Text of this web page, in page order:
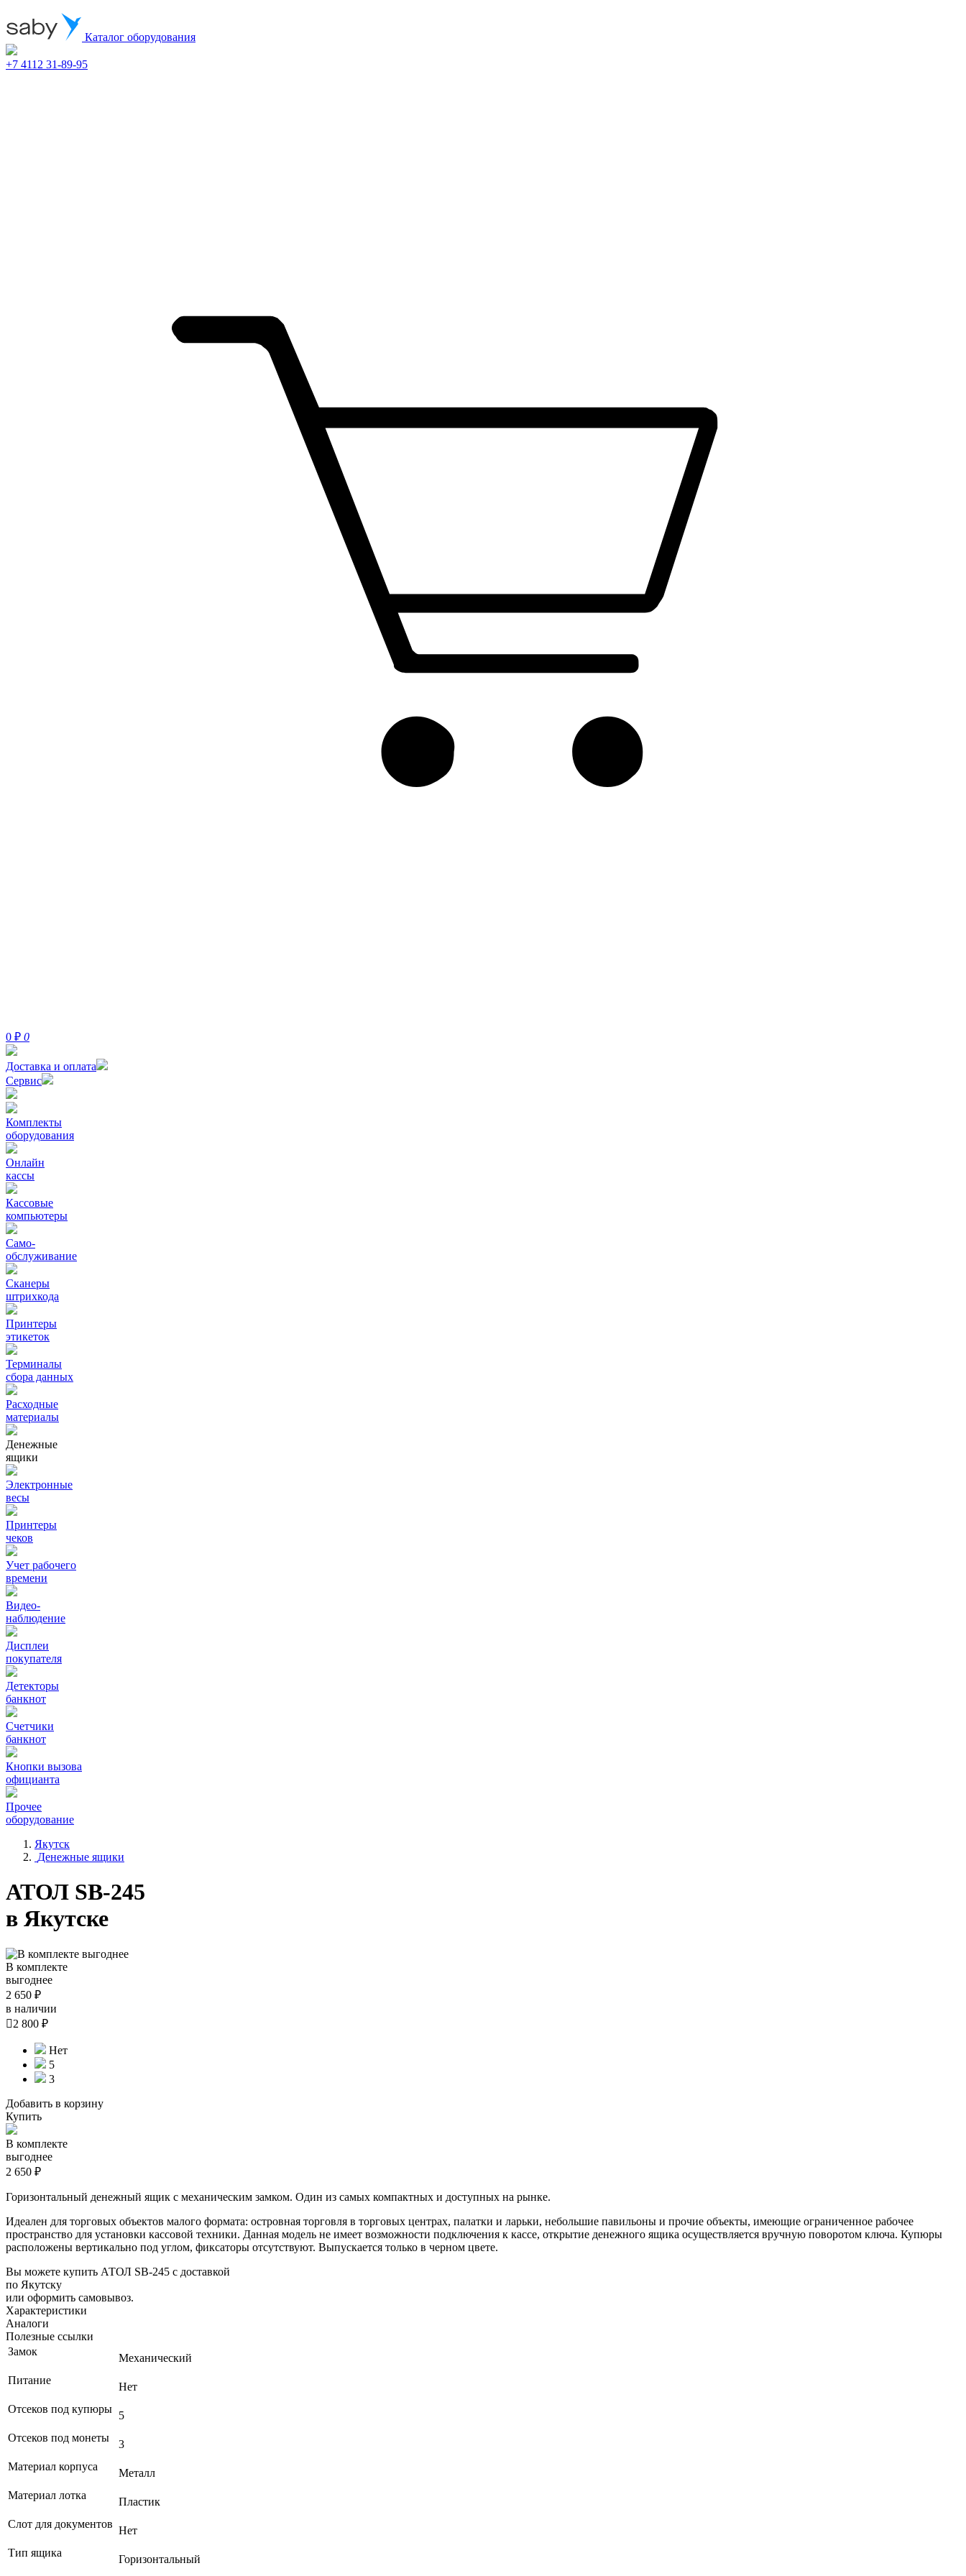
Каталог оборудования
+7 4112 31-89-95
0 ₽ 0
Доставка и оплата
Сервис
Комплекты
оборудования
Онлайн
кассы
Кассовые
компьютеры
Само-
обслуживание
Сканеры
штрихкода
Принтеры
этикеток
Терминалы
сбора данных
Расходные
материалы
Денежные
ящики
Электронные
весы
Принтеры
чеков
Учет рабочего
времени
Видео‑
наблюдение
Дисплеи
покупателя
Детекторы
банкнот
Счетчики
банкнот
Кнопки вызова
официанта
Прочее
оборудование
Якутск
Денежные ящики
АТОЛ SB-245
в Якутске
В комплекте
выгоднее
2 650 ₽
в наличии
2 800 ₽
Нет
5
3
Добавить в корзину
Купить
В комплекте
выгоднее
2 650 ₽
Горизонтальный денежный ящик с механическим замком. Один из самых компактных и доступных на рынке.
Идеален для торговых объектов малого формата: островная торговля в торговых центрах, палатки и ларьки, небольшие павильоны и прочие объекты, имеющие ограниченное рабочее
пространство для установки кассовой техники. Данная модель не имеет возможности подключения к кассе, открытие денежного ящика осуществляется вручную поворотом ключа. Купюры
расположены вертикально под углом, фиксаторы отсутствуют. Выпускается только в черном цвете.
Вы можете купить АТОЛ SB-245 с доставкой
по Якутску
или оформить самовывоз.
Характеристики
Аналоги
Полезные ссылки
Замок
Механический
Питание
Нет
Отсеков под купюры
5
Отсеков под монеты
3
Материал корпуса
Металл
Материал лотка
Пластик
Слот для документов
Нет
Тип ящика
Горизонтальный